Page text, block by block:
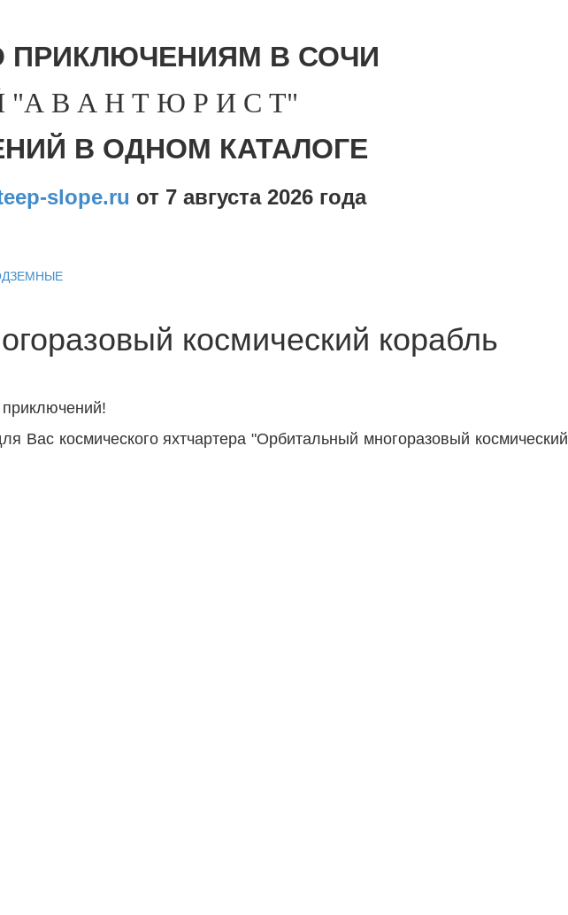
В СОЧИ
В А Н Т Ю Р И С Т"
В ОДНОМ КАТАЛОГЕ
slope.ru от 7 августа 2026 года
космический корабль
Вас космического яхтчартера "Орбитальный многоразовый космический